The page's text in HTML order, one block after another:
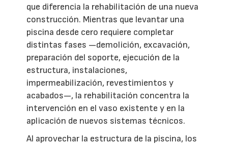
que diferencia la rehabilitación de una nueva
construcción. Mientras que levantar una
piscina desde cero requiere completar
distintas fases —demolición, excavación,
preparación del soporte, ejecución de la
estructura, instalaciones,
impermeabilización, revestimientos y
acabados—, la rehabilitación concentra la
intervención en el vaso existente y en la
aplicación de nuevos sistemas técnicos.
Al aprovechar la estructura de la piscina, los